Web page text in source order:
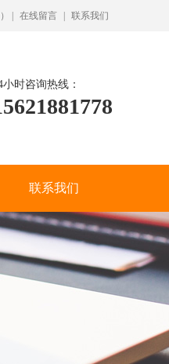
） 在线留言 联系我们
小时咨询热线：
联系我们